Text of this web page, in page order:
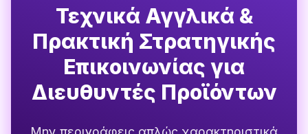
Τεχνικά Αγγλικά &
Πρακτική Στρατηγικής
Επικοινωνίας για
Διευθυντές Προϊόντων